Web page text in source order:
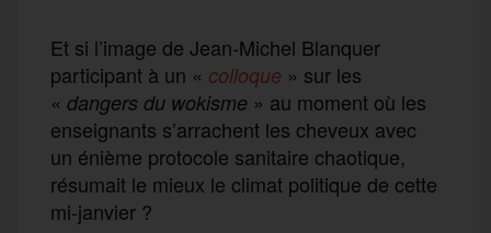
Et si l’image de Jean-Michel Blanquer
participant à un « colloque » sur les
« dangers du wokisme » au moment où les
enseignants s’arrachent les cheveux avec
un énième protocole sanitaire chaotique,
résumait le mieux le climat politique de cette
mi-janvier ?